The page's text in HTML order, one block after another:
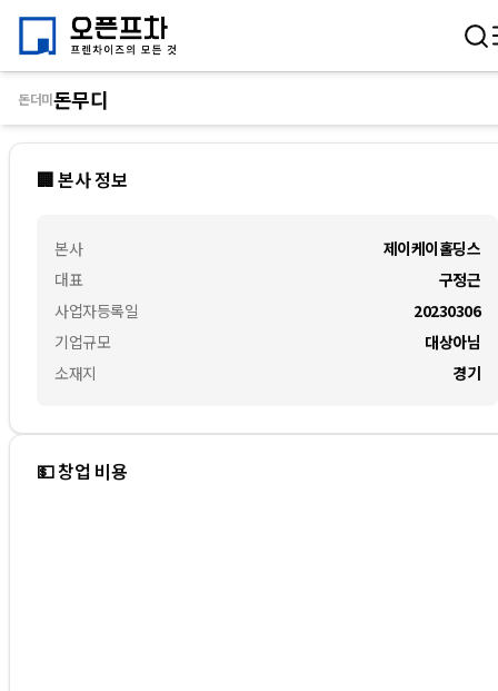
🏢 본사 정보
본사
대표
사업자등록일
기업규모
소재지
제이케이홀딩스
구정근
20230306
대상아님
경기
돈더미돈무디
💵 창업 비용